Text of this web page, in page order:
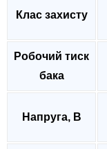
Клас захисту
Робочий тиск
бака
Напруга, В